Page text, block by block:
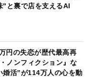
"と裏で店を支えるAI
円の失恋が歴代最高再
ノンフィクション』な
婚活”が114万人の心を動